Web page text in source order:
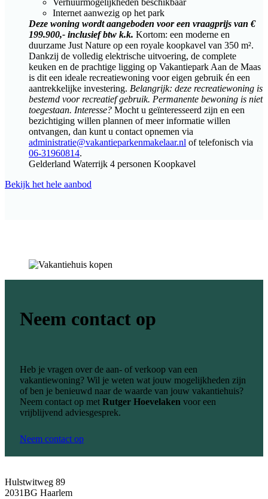
Verhuurmogelijkheden beschikbaar
Internet aanwezig op het park
Deze woning wordt aangeboden voor een vraagprijs van €
199.900,- inclusief btw k.k. Kortom: een moderne en
duurzame Just Nature op een royale koopkavel van 350 m².
Dankzij de volledig elektrische uitvoering, de complete
keuken en de prachtige ligging op Vakantiepark Aan de Maas
is dit een ideale recreatiewoning voor eigen gebruik én een
aantrekkelijke investering. Belangrijk: deze recreatiewoning is
bestemd voor recreatief gebruik. Permanente bewoning is niet
toegestaan. Interesse? Mocht u geïnteresseerd zijn en een
bezichtiging willen plannen of meer informatie willen
ontvangen, dan kunt u contact opnemen via
administratie@vakantieparkenmakelaar.nl of telefonisch via
06-31960814.
Gelderland Waterrijk 4 personen Koopkavel
Bekijk het hele aanbod
Neem contact op
Heb je vragen over de aan- of verkoop van een
vakantiewoning? Wil je weten wat jouw mogelijkheden zijn
of ben je benieuwd naar de waarde van jouw vakantiehuis?
Neem contact op met Rutger Hoevelaken voor een
vrijblijvend adviesgesprek.
Neem contact op
Hulstwitweg 89
2031BG Haarlem